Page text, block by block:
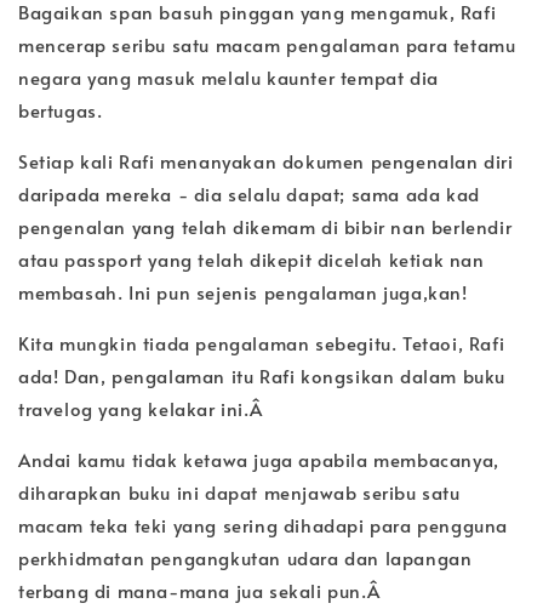
Bagaikan span basuh pinggan yang mengamuk, Rafi
mencerap seribu satu macam pengalaman para tetamu
negara yang masuk melalu kaunter tempat dia
bertugas.
Setiap kali Rafi menanyakan dokumen pengenalan diri
daripada mereka - dia selalu dapat; sama ada kad
pengenalan yang telah dikemam di bibir nan berlendir
atau passport yang telah dikepit dicelah ketiak nan
membasah. Ini pun sejenis pengalaman juga,kan!
Kita mungkin tiada pengalaman sebegitu. Tetaoi, Rafi
ada! Dan, pengalaman itu Rafi kongsikan dalam buku
travelog yang kelakar ini.Â
Andai kamu tidak ketawa juga apabila membacanya,
diharapkan buku ini dapat menjawab seribu satu
macam teka teki yang sering dihadapi para pengguna
perkhidmatan pengangkutan udara dan lapangan
terbang di mana-mana jua sekali pun.Â